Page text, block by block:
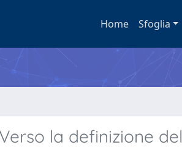
Home Sfoglia
la definizione del